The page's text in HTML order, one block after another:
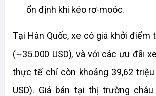
ổn định khi kéo rơ-moóc.
Tại Hàn Quốc, xe có giá khởi điểm
(~35.000 USD), và với các ưu đãi
thực tế chỉ còn khoảng 39,62
USD). Giá bán tại thị trường